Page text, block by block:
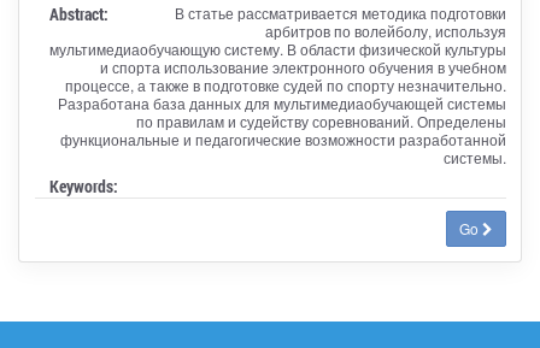
Abstract:
В статье рассматривается методика подготовки
арбитров по волейболу, используя
мультимедиаобучающую систему. В области физической культуры
и спорта использование электронного обучения в учебном
процессе, а также в подготовке судей по спорту незначительно.
Разработана база данных для мультимедиаобучающей системы
по правилам и судейству соревнований. Определены
функциональные и педагогические возможности разработанной
системы.
Keywords:
Go